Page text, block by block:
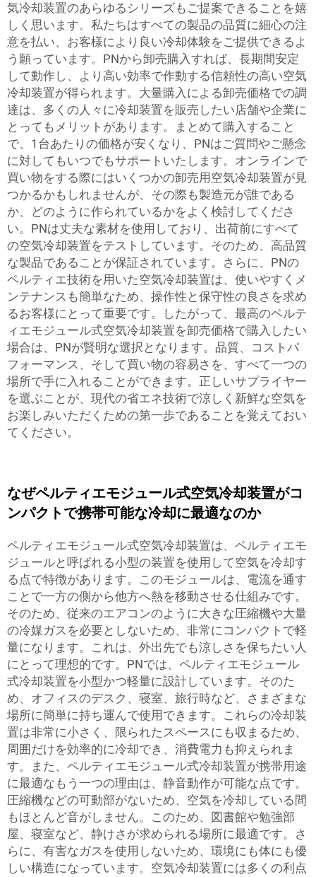
気冷却装置のあらゆるシリーズもご提案できることを嬉
しく思います。私たちはすべての製品の品質に細心の注
意を払い、お客様により良い冷却体験をご提供できるよ
う願っています。PNから卸売購入すれば、長期間安定
して動作し、より高い効率で作動する信頼性の高い空気
冷却装置が得られます。大量購入による卸売価格での調
達は、多くの人々に冷却装置を販売したい店舗や企業に
とってもメリットがあります。まとめて購入すること
で、1台あたりの価格が安くなり、PNはご質問やご懸念
に対してもいつでもサポートいたします。オンラインで
買い物をする際にはいくつかの卸売用空気冷却装置が見
つかるかもしれませんが、その際も製造元が誰である
か、どのように作られているかをよく検討してくださ
い。PNは丈夫な素材を使用しており、出荷前にすべて
の空気冷却装置をテストしています。そのため、高品質
な製品であることが保証されています。さらに、PNの
ペルティエ技術を用いた空気冷却装置は、使いやすくメ
ンテナンスも簡単なため、操作性と保守性の良さを求め
るお客様にとって重要です。したがって、最高のペルテ
ィエモジュール式空気冷却装置を卸売価格で購入したい
場合は、PNが賢明な選択となります。品質、コストパ
フォーマンス、そして買い物の容易さを、すべて一つの
場所で手に入れることができます。正しいサプライヤー
を選ぶことが、現代の省エネ技術で涼しく新鮮な空気を
お楽しみいただくための第一歩であることを覚えておい
てください。
なぜペルティエモジュール式空気冷却装置がコ
ンパクトで携帯可能な冷却に最適なのか
ペルティエモジュール式空気冷却装置は、ペルティエモ
ジュールと呼ばれる小型の装置を使用して空気を冷却す
る点で特徴があります。このモジュールは、電流を通す
ことで一方の側から他方へ熱を移動させる仕組みです。
そのため、従来のエアコンのように大きな圧縮機や大量
の冷媒ガスを必要としないため、非常にコンパクトで軽
量になります。これは、外出先でも涼しさを保ちたい人
にとって理想的です。PNでは、ペルティエモジュール
式冷却装置を小型かつ軽量に設計しています。そのた
め、オフィスのデスク、寝室、旅行時など、さまざまな
場所に簡単に持ち運んで使用できます。これらの冷却装
置は非常に小さく、限られたスペースにも収まるため、
周囲だけを効率的に冷却でき、消費電力も抑えられま
す。また、ペルティエモジュール式冷却装置が携帯用途
に最適なもう一つの理由は、静音動作が可能な点です。
圧縮機などの可動部がないため、空気を冷却している間
もほとんど音がしません。このため、図書館や勉強部
屋、寝室など、静けさが求められる場所に最適です。さ
らに、有害なガスを使用しないため、環境にも体にも優
しい構造になっています。空気冷却装置には多くの利点